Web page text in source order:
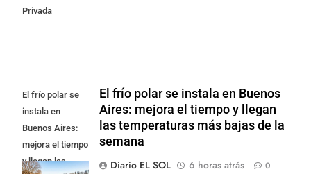
Privada
El frío polar se
instala en
Buenos Aires:
mejora el tiempo
y llegan las
El frío polar se instala en Buenos
Aires: mejora el tiempo y llegan
las temperaturas más bajas de la
semana
Diario EL SOL
6 horas atrás 0